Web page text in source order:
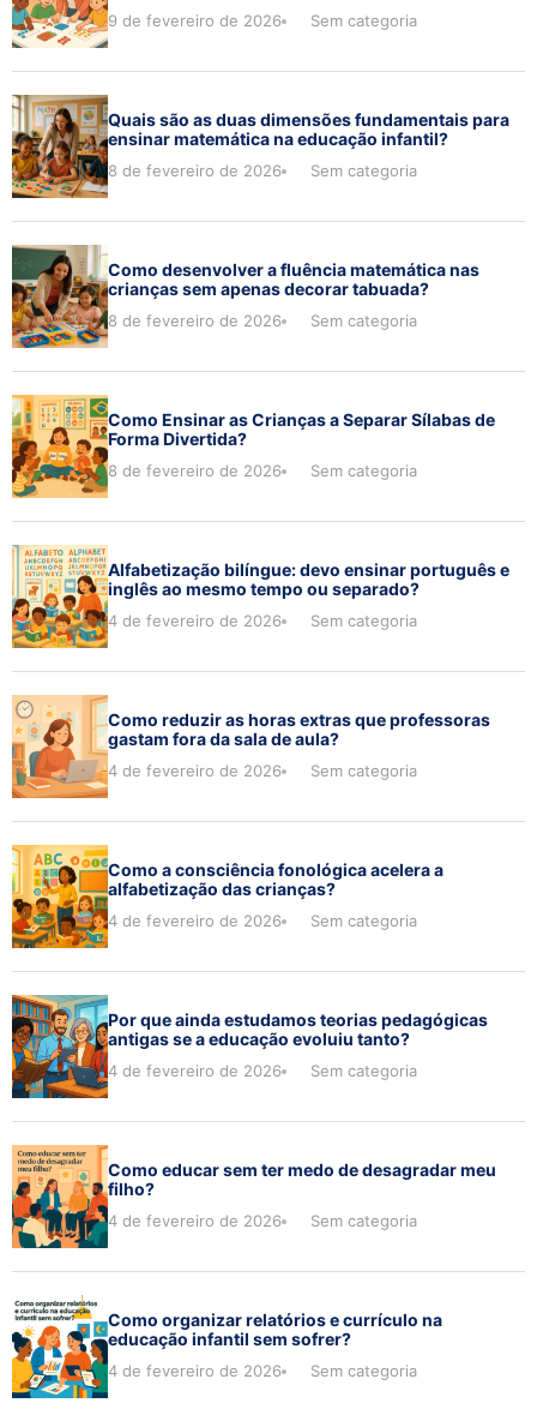
9 de fevereiro de 2026 Sem categoria
Quais são as duas dimensões fundamentais para
ensinar matemática na educação infantil?
8 de fevereiro de 2026 Sem categoria
Como desenvolver a fluência matemática nas
crianças sem apenas decorar tabuada?
8 de fevereiro de 2026 Sem categoria
Como Ensinar as Crianças a Separar Sílabas de
Forma Divertida?
8 de fevereiro de 2026 Sem categoria
Alfabetização bilíngue: devo ensinar português e
inglês ao mesmo tempo ou separado?
4 de fevereiro de 2026 Sem categoria
Como reduzir as horas extras que professoras
gastam fora da sala de aula?
4 de fevereiro de 2026 Sem categoria
Como a consciência fonológica acelera a
alfabetização das crianças?
4 de fevereiro de 2026 Sem categoria
Por que ainda estudamos teorias pedagógicas
antigas se a educação evoluiu tanto?
4 de fevereiro de 2026 Sem categoria
Como educar sem ter medo de desagradar meu
filho?
4 de fevereiro de 2026 Sem categoria
Como organizar relatórios e currículo na
educação infantil sem sofrer?
4 de fevereiro de 2026 Sem categoria